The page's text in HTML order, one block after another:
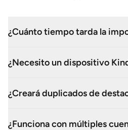
¿Cuánto tiempo tarda la
¿Necesito un dispositivo
¿Creará duplicados de
¿Funciona con múltiples